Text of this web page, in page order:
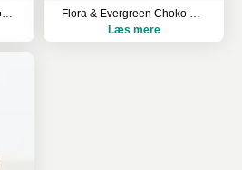
Méry-Melrose, Organic Cognac
Flora & Evergreen Choko Rocks
Læs mere